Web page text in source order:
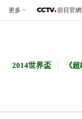
更多 節目官網
2014世界盃 《